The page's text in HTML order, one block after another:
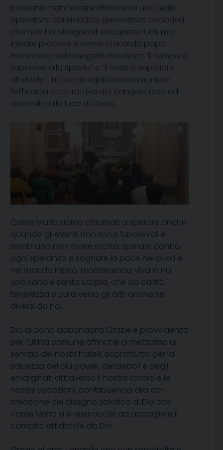
possano manifestare attraverso una fede
operativa, carismatica, generativa, donativa
che non ha bisogno di occupare ruoli, ma
iniziare processi e come ci ricorda papa
Francesco nell’Evangelii Gaudium, “il tempo è
superiore allo spazio” e “il reale è superiore
all’ideale”. Tutto ciò significa testimoniare
l’efficacia e l’attrattiva del Vangelo tesa ed
orientata alla luce di Cristo.
Come Maria siamo chiamati a sperare anche
quando gli eventi non sono favorevoli e
sembrano non avere svolta; sperare contro
ogni speranza e sognare la pace nei cuori e
nel mondo intero, mantenendo viva in noi
una sana e santa utopia, che sia carità,
tenerezza e cura verso gli altri anche se
diversi da noi.
Dio ci dona abbondanti Grazie e provvidenza
per l’utilità comune affinché ci mettiamo al
servizio dei nostri fratelli, soprattutto per la
salvezza dei più poveri, dei deboli e degli
emarginati attraverso il nostro lavoro e le
nostre vocazioni, contribuendo alla co-
creazione del disegno salvifico di Dio così
come Maria si è resa docile ad accogliere il
compito affidatole da Dio.